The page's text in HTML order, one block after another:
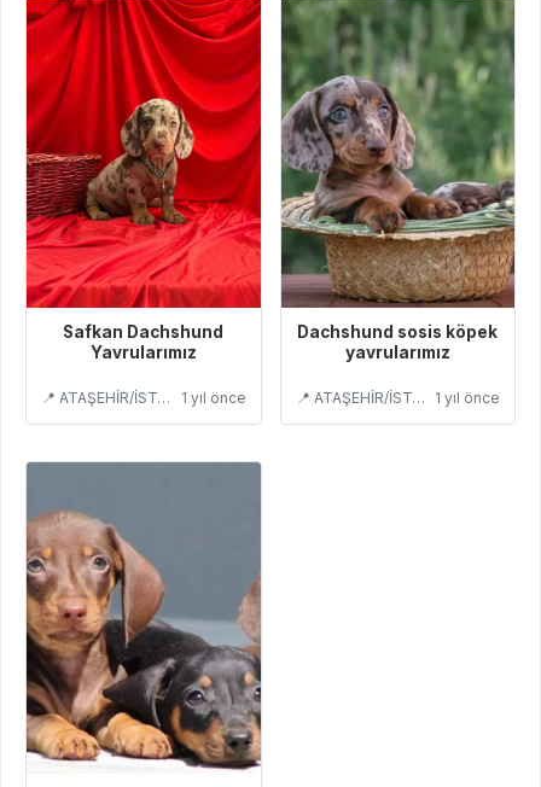
Safkan Dachshund
Yavrularımız
📍 ATAŞEHİR/İSTANBUL 1 yıl önce
Dachshund sosis köpek
yavrularımız
📍 ATAŞEHİR/İSTANBUL 1 yıl önce